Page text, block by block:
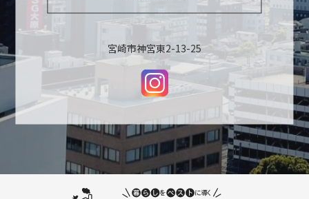
宮崎市神宮東2-13-25